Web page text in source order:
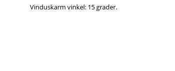
Vinduskarm vinkel: 15 grader.